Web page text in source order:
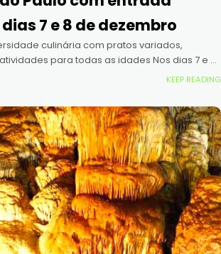
7 e 8 de dezembro
culinária com pratos variados,
para todas as idades Nos dias 7 e 8
será palco do Festival do
KEEP READING